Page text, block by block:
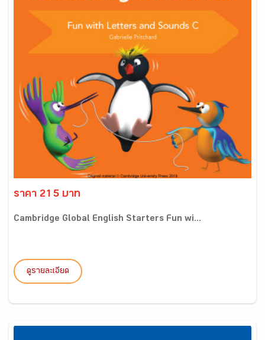
ราคา 215 บาท
Cambridge Global English Starters Fun wi...
ดูรายละเอียด